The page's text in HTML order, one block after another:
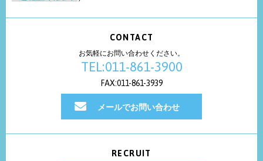
CONTACT
お気軽にお問い合わせください。
TEL:011-861-3900
FAX:011-861-3939
メールでお問い合わせ
RECRUIT